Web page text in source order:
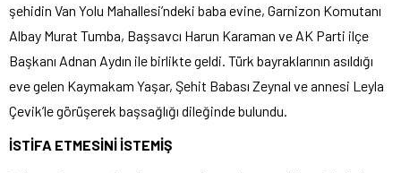
şehidin Van Yolu Mahallesi’ndeki baba evine, Garnizon Komutanı
Albay Murat Tumba, Başsavcı Harun Karaman ve AK Parti ilçe
Başkanı Adnan Aydın ile birlikte geldi. Türk bayraklarının asıldığı
eve gelen Kaymakam Yaşar, Şehit Babası Zeynal ve annesi Leyla
Çevik’le görüşerek başsağlığı dileğinde bulundu.
İSTİFA ETMESİNİ İSTEMİŞ